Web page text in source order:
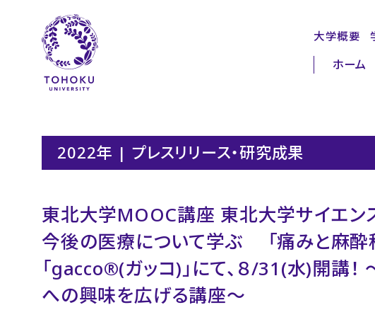
大学概要
ホーム
2022年 | プレスリリース・研究成果
東北大学MOOC講座 東北大学サイエン
今後の医療について学ぶ 「痛みと麻酔
「gacco®(ガッコ)」にて、８/31(水)開講
への興味を広げる講座～